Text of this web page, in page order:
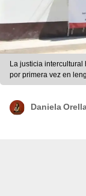
La justicia
por primera vez en
presunta violación de
Daniela